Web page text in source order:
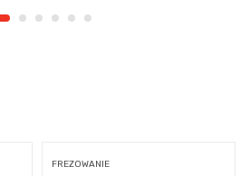
FREZOWANIE